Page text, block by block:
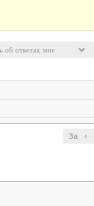
За